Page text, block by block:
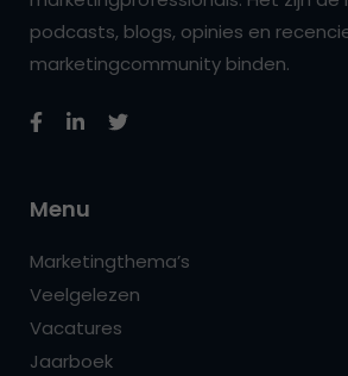
podcasts, blogs, opinies en
marketingcommunity binden.
Menu
Marketingthema’s
Veelgelezen
Vacatures
Jaarboek